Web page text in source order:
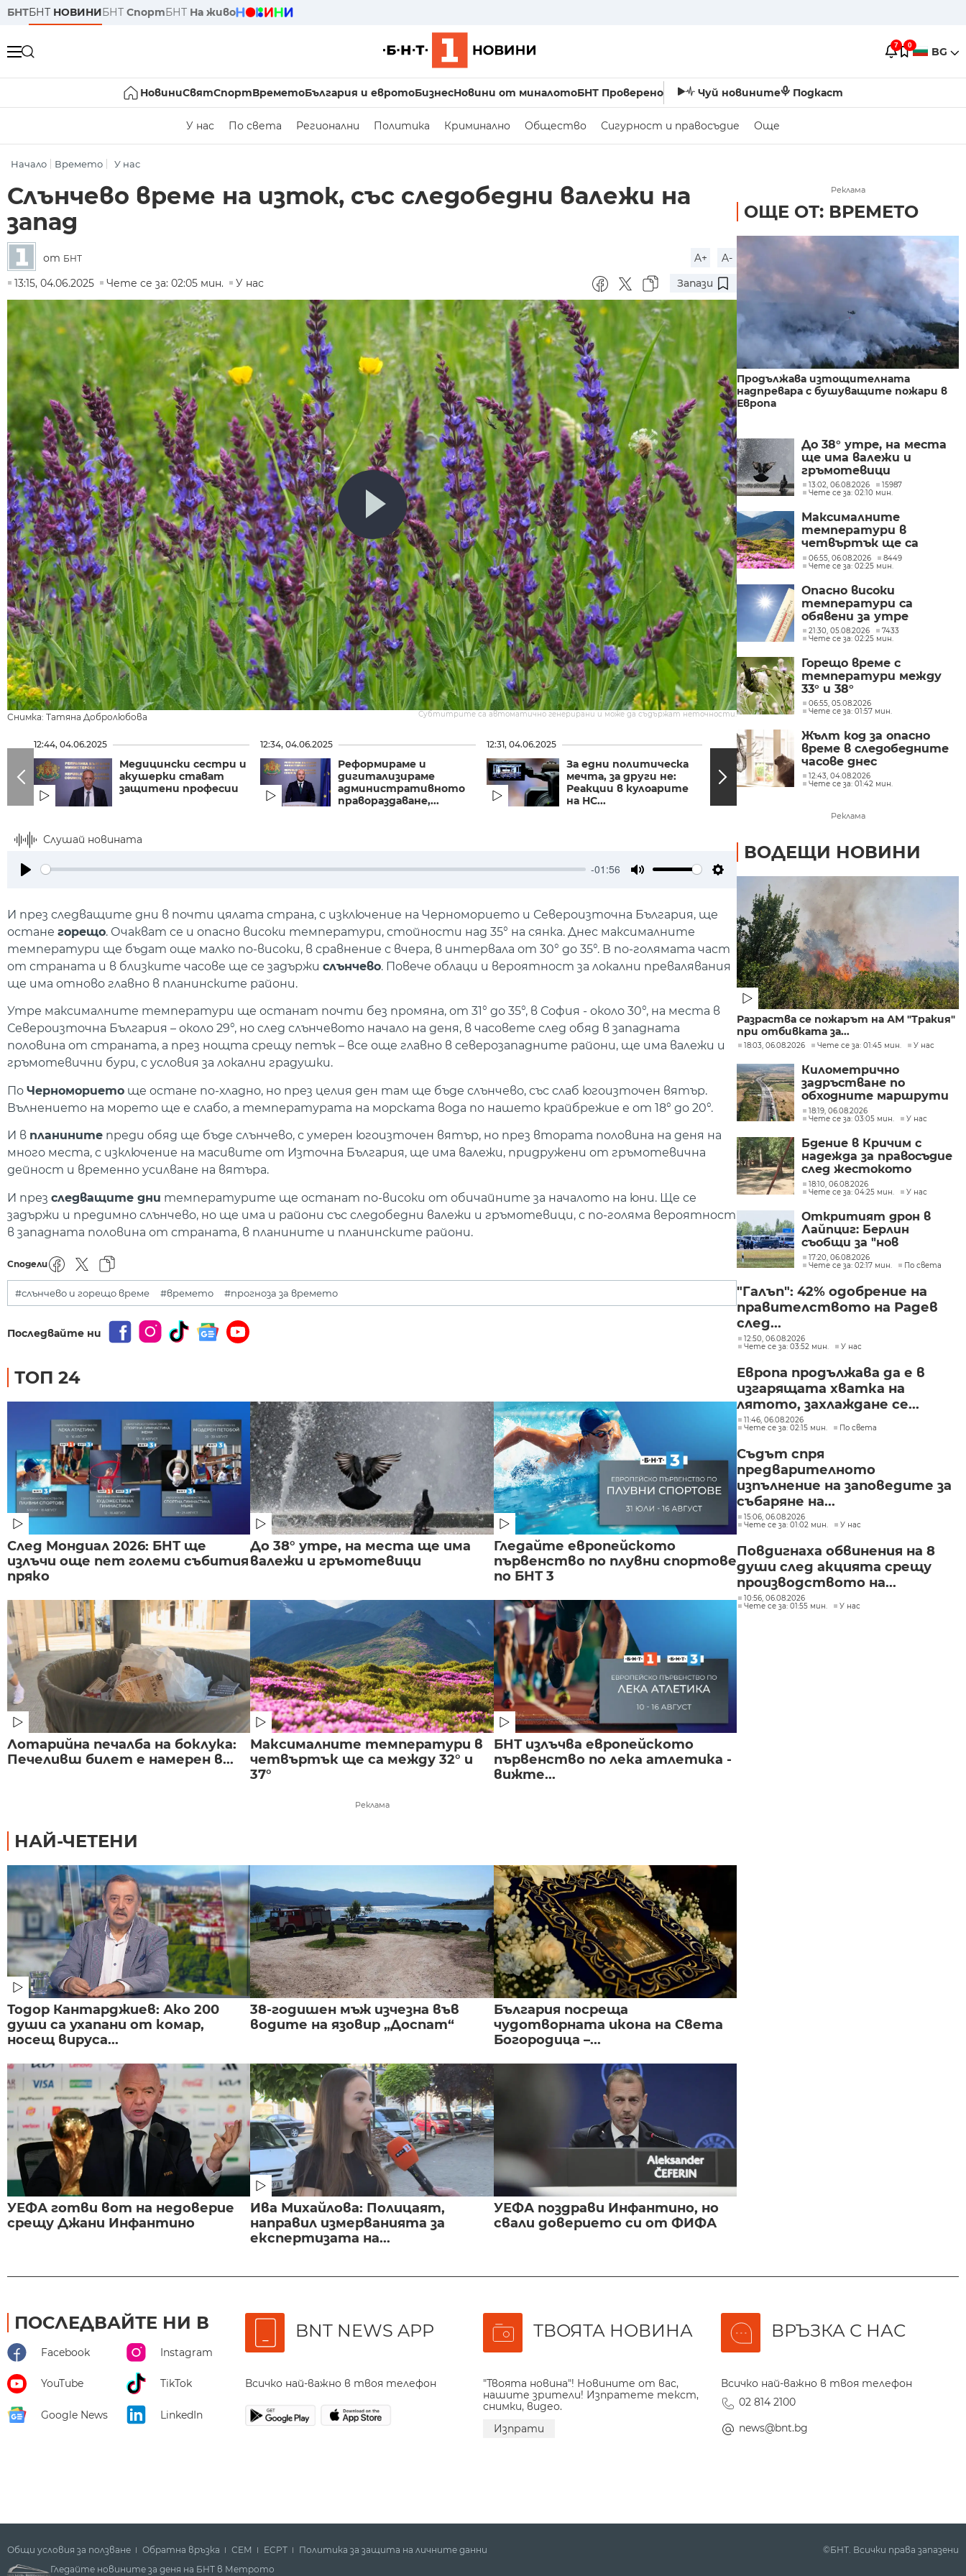
БНТБНТ НОВИНИБНТ СпортБНТ На живо
7 0 BG
НовиниСвятСпортВреметоБългария и евротоБизнесНовини от миналотоБНТ Проверено Чуй новините Подкаст
У нас По света Регионални Политика Криминално Общество Сигурност и правосъдие Още
Начало Времето У нас
Слънчево време на изток, със следобедни валежи на
запад
от БНТ A+
A-
13:15, 04.06.2025
Чете се за: 02:05 мин. У нас Запази
Снимка: Татяна Добролюбова Субтитрите са автоматично генерирани и може да съдържат неточности.
12:44, 04.06.2025
Медицински сестри и
акушерки стават
защитени професии
12:34, 04.06.2025
Реформираме и
дигитализираме
административното
правораздаване,...
12:31, 04.06.2025
За едни политическа
мечта, за други не:
Реакции в кулоарите
на НС...
12:25, 04.06.2025
Спортни новини
04.06.2025 г., 12:25 ч.
12:15,
Слушай новината
-01:56
И през следващите дни в почти цялата страна, с изключение на Черноморието и Североизточна България, ще
остане горещо. Очакват се и опасно високи температури, стойности над 35° на сянка. Днес максималните
температури ще бъдат още малко по-високи, в сравнение с вчера, в интервала от 30° до 35°. В по-голямата част
от страната и в близките часове ще се задържи слънчево. Повече облаци и вероятност за локални превалявания
ще има отново главно в планинските райони.
Утре максималните температури ще останат почти без промяна, от 31° до 35°, в София - около 30°, на места в
Североизточна България – около 29°, но след слънчевото начало на деня, в часовете след обяд в западната
половина от страната, а през нощта срещу петък – все още главно в северозападните райони, ще има валежи и
гръмотевични бури, с условия за локални градушки.
По Черноморието ще остане по-хладно, но през целия ден там ще бъде слънчево, със слаб югоизточен вятър.
Вълнението на морето ще е слабо, а температурата на морската вода по нашето крайбрежие е от 18° до 20°.
И в планините преди обяд ще бъде слънчево, с умерен югоизточен вятър, но през втората половина на деня на
много места, с изключение на масивите от Източна България, ще има валежи, придружени от гръмотевична
дейност и временно усилване на вятъра.
И през следващите дни температурите ще останат по-високи от обичайните за началото на юни. Ще се
задържи и предимно слънчево, но ще има и райони със следобедни валежи и гръмотевици, с по-голяма вероятност
в западната половина от страната, в планините и планинските райони.
Сподели
#слънчево и горещо време #времето #прогноза за времето
Последвайте ни
ТОП 24
След Мондиал 2026: БНТ ще
излъчи още пет големи събития
пряко
До 38° утре, на места ще има
валежи и гръмотевици
Гледайте европейското
първенство по плувни спортове
по БНТ 3
Лотарийна печалба на боклука:
Печеливш билет е намерен в...
Максималните температури в
четвъртък ще са между 32° и
37°
БНТ излъчва европейското
първенство по лека атлетика -
вижте...
Реклама
НАЙ-ЧЕТЕНИ
Тодор Кантарджиев: Ако 200
души са ухапани от комар,
носещ вируса...
38-годишен мъж изчезна във
водите на язовир „Доспат“
България посреща
чудотворната икона на Света
Богородица –...
УЕФА готви вот на недоверие
срещу Джани Инфантино
Ива Михайлова: Полицаят,
направил измерванията за
експертизата на...
УЕФА поздрави Инфантино, но
свали доверието си от ФИФА
Реклама
ОЩЕ ОТ: ВРЕМЕТО
Продължава изтощителната
надпревара с бушуващите пожари в
Европа
До 38° утре, на места
ще има валежи и
гръмотевици
13:02, 06.08.2026
15987
Чете се за: 02:10 мин.
Максималните
температури в
четвъртък ще са
между 32° и 37°
06:55, 06.08.2026
8449
Чете се за: 02:25 мин.
Опасно високи
температури са
обявени за утре
21:30, 05.08.2026
7433
Чете се за: 02:25 мин.
Горещо време с
температури между
33° и 38°
06:55, 05.08.2026
Чете се за: 01:57 мин.
Жълт код за опасно
време в следобедните
часове днес
12:43, 04.08.2026
Чете се за: 01:42 мин.
Реклама
ВОДЕЩИ НОВИНИ
Разраства се пожарът на АМ "Тракия"
при отбивката за...
18:03, 06.08.2026 Чете се за: 01:45 мин. У нас
Километрично
задръстване по
обходните маршрути
след пожара на АМ
"Тракия"
18:19, 06.08.2026
Чете се за: 03:05 мин.
У нас
Бдение в Кричим с
надежда за правосъдие
след жестокото
убийство на млад мъж
в Пловдив от
18:10, 06.08.2026
Чете се за: 04:25 мин.
У нас
Откритият дрон в
Лайпциг: Берлин
съобщи за "нов
сценарий на заплаха"
17:20, 06.08.2026
Чете се за: 02:17 мин.
По света
"Галъп": 42% одобрение на
правителството на Радев
след...
12:50, 06.08.2026
Чете се за: 03:52 мин.
У нас
Европа продължава да е в
изгарящата хватка на
лятото, захлаждане се...
11:46, 06.08.2026
Чете се за: 02:15 мин.
По света
Съдът спря
предварителното
изпълнение на заповедите за
събаряне на...
15:06, 06.08.2026
Чете се за: 01:02 мин.
У нас
Повдигнаха обвинения на 8
души след акцията срещу
производството на...
10:56, 06.08.2026
Чете се за: 01:55 мин.
У нас
ПОСЛЕДВАЙТЕ НИ В
Facebook Instagram
YouTube TikTok
Google News LinkedIn
BNT NEWS APP
Всичко най-важно в твоя телефон
ТВОЯТА НОВИНА
"Твоята новина"! Новините от вас,
нашите зрители! Изпратете текст,
снимки, видео.
Изпрати
ВРЪЗКА С НАС
Всичко най-важно в твоя телефон
02 814 2100
news@bnt.bg
Общи условия за ползване Обратна връзка СЕМ ECPT Политика за защита на личните данни
©БНТ. Всички права запазени
Гледайте новините за деня на БНТ в Метрото